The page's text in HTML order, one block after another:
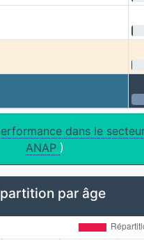
dans le
ANAP )
par âge